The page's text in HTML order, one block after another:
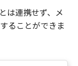
は連携せず、メ
ることができま